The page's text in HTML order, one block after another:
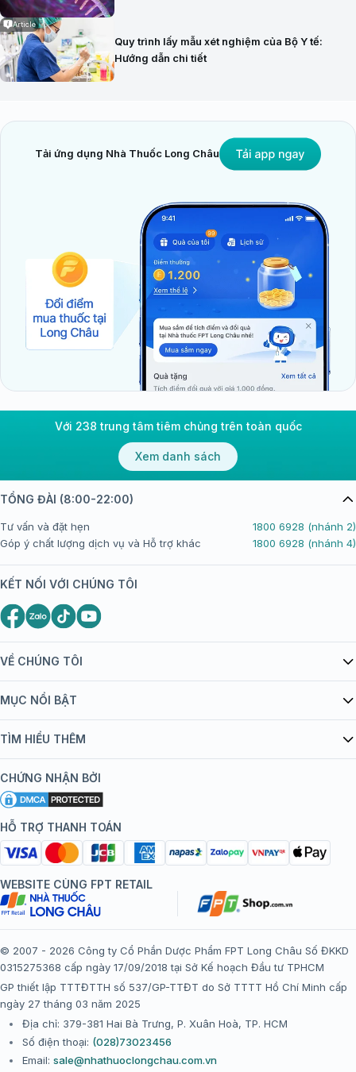
Article
Quy trình lấy mẫu xét nghiệm của Bộ Y tế:
Hướng dẫn chi tiết
Tải ứng dụng Nhà Thuốc Long Châu
Với 238 trung tâm tiêm chủng trên toàn quốc
Xem danh sách
VỀ CHÚNG TÔI
Giới thiệu Tiêm Chủng FPT Long Châu
bán hàng
Chính sách nội dung
Chính sách bảo mật
Chính sách bảo mật dữ liệu cá nhân
Chính sách thanh toán
Chính sách đổi trả gói, mũi tiêm tại trung tâm tiêm chủng
FPT Long Châu
Thể lệ chương trình “Tích điểm nhận đặc quyền”
MỤC NỔI BẬT
Danh mục vắc xin
Đội ngũ bác sĩ, chuyên gia
Hệ thống trung tâm tiêm chủng
TÌM HIỂU THÊM
Khuyến mãi
Tôi nên tiêm gì?
Tiêm chủng đi nước ngoài
CHỨNG NHẬN BỞI
HỖ TRỢ THANH TOÁN
TỔNG ĐÀI (8:00-22:00)
Tư vấn và đặt hẹn
1800 6928 (nhánh 2)
Góp ý chất lượng dịch vụ và Hỗ trợ khác
1800 6928 (nhánh 4)
KẾT NỐI VỚI CHÚNG TÔI
WEBSITE CÙNG FPT RETAIL
© 2007 - 2026 Công ty Cổ Phần Dược Phẩm FPT Long Châu Số ĐKKD
0315275368 cấp ngày 17/09/2018 tại Sở Kế hoạch Đầu tư TPHCM
GP thiết lập TTTĐTTH số 537/GP-TTĐT do Sở TTTT Hồ Chí Minh cấp
ngày 27 tháng 03 năm 2025
Địa chỉ: 379-381 Hai Bà Trưng, P. Xuân Hoà, TP. HCM
Số điện thoại: (028)73023456
Email: sale@nhathuoclongchau.com.vn